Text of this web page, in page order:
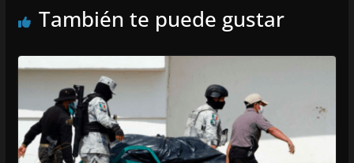
También te puede gustar